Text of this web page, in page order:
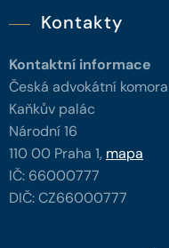
Kontakty
Kontaktní informace
Česká advokátní komora
Kaňkův palác
Národní 16
110 00 Praha 1, mapa
IČ: 66000777
DIČ: CZ66000777